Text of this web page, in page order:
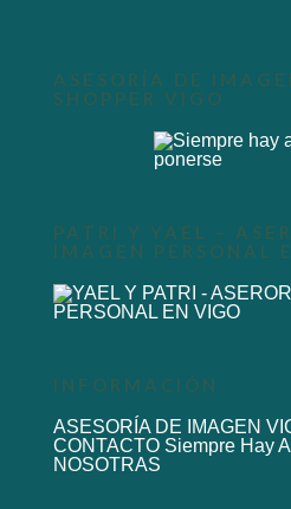
ASESORÍA DE
SHOPPER VIGO
PATRI Y YAEL –
IMAGEN PERSONAL
INFORMACIÓN
ASESORÍA DE IMAGEN
CONTACTO Siempre Hay
NOSOTRAS